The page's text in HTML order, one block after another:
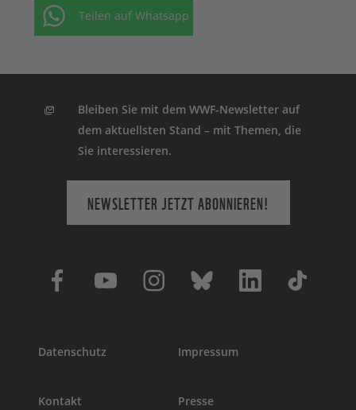
Teilen auf Whatsapp
Bleiben Sie mit dem WWF-Newsletter auf
dem aktuellsten Stand – mit Themen, die
Sie interessieren.
NEWSLETTER JETZT ABONNIEREN!
Datenschutz Impressum
Kontakt Presse